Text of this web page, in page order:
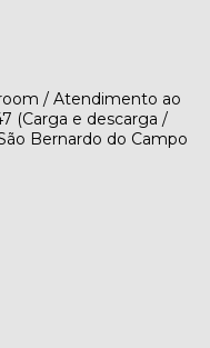
/ Atendimento ao
(Carga e descarga /
Bernardo do Campo